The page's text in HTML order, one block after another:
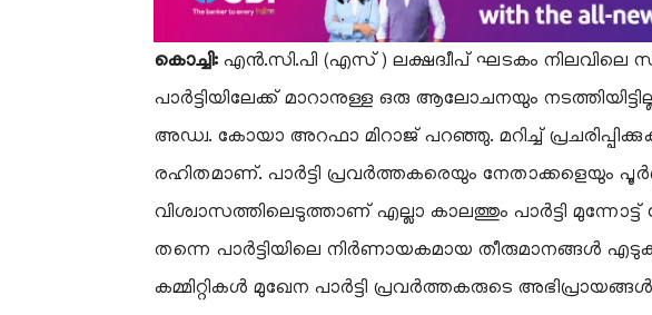
കൊച്ചി:എൻ.സി.പി (എസ്) ലക്ഷദ്വീപ് ഘടകം നിലവിലെ
പാർട്ടിയിലേക്ക് മാറാനുള്ള ഒരു ആലോചനയും
അഡ്വ. കോയാ അറഫാ മിറാജ് പറഞ്ഞു. മറിച്ച്
രഹിതമാണ്. പാർട്ടി പ്രവർത്തകരെയും നേതാക്കളെയും
വിശ്വാസത്തിലെടുത്താണ് എല്ലാ കാലത്തും പാർട്ടി
തന്നെ പാർട്ടിയിലെ നിർണായകമായ തീരുമാനങ്ങൾ
കമ്മിറ്റികൾ മുഖേന പാർട്ടി പ്രവർത്തകരുടെ